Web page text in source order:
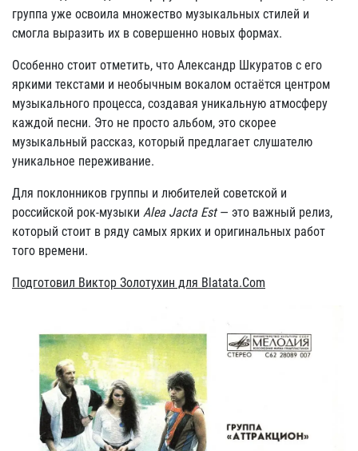
группа уже освоила множество музыкальных стилей и
смогла выразить их в совершенно новых формах.
Особенно стоит отметить, что Александр Шкуратов с его
яркими текстами и необычным вокалом остаётся центром
музыкального процесса, создавая уникальную атмосферу
каждой песни. Это не просто альбом, это скорее
музыкальный рассказ, который предлагает слушателю
уникальное переживание.
Для поклонников группы и любителей советской и
российской рок-музыки Alea Jacta Est— это важный релиз,
который стоит в ряду самых ярких и оригинальных работ
того времени.
Подготовил Виктор Золотухин для Blatata.Com